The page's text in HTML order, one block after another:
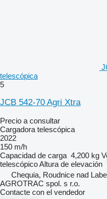
telescópica
5
JCB 542-70 Agri Xtra
Precio a consultar
Cargadora telescópica
2022
150 m/h
Capacidad de carga 4,200 kg
telescópicoAltura de elevación
Chequia, Roudnice nad
AGROTRAC spol. s r.o.
Contacte con el vendedor